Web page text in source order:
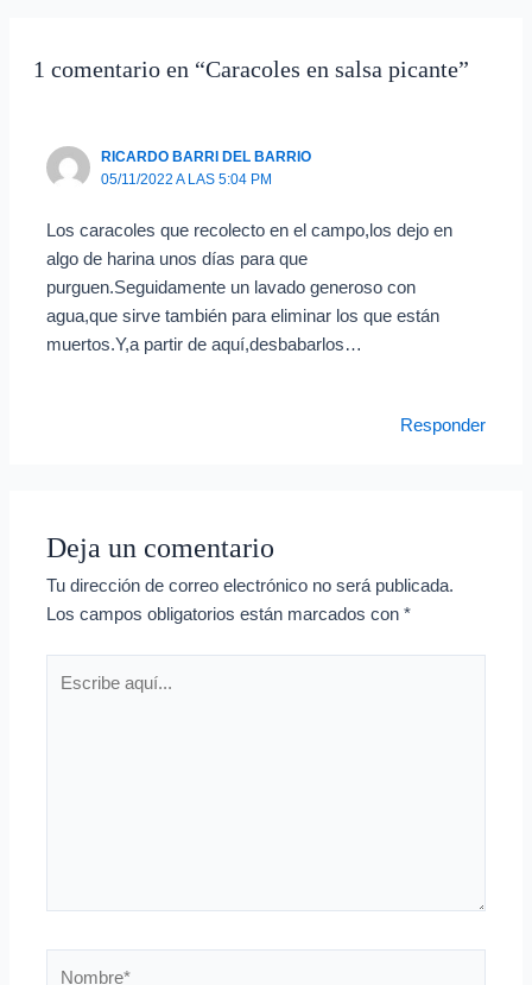
1 comentario en “Caracoles en salsa picante”
RICARDO BARRI DEL BARRIO
05/11/2022 A LAS 5:04 PM
Los caracoles que recolecto en el campo,los dejo en
algo de harina unos días para que
purguen.Seguidamente un lavado generoso con
agua,que sirve también para eliminar los que están
muertos.Y,a partir de aquí,desbabarlos…
Responder
Deja un comentario
Tu dirección de correo electrónico no será publicada.
Los campos obligatorios están marcados con*